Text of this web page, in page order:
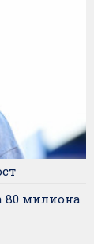
80 милиона